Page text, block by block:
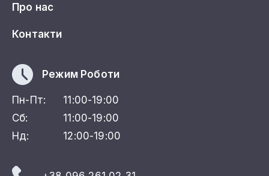
Про нас
Контакти
Режим Роботи
Пн-Пт:
11:00-19:00
Сб:
11:00-19:00
Нд:
12:00-19:00